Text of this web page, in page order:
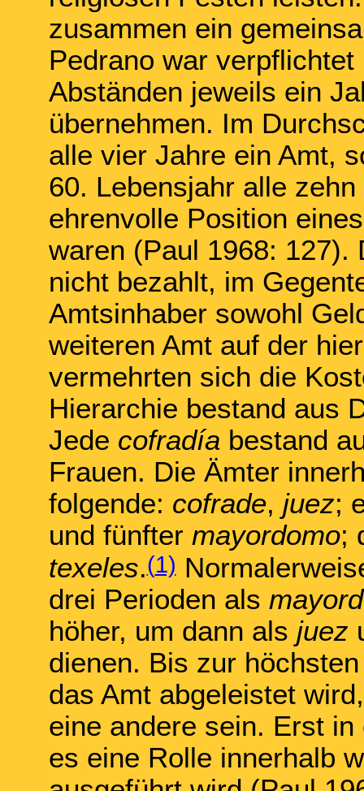
zusammen ein
Pedrano war
Abständen jeweils ein
übernehmen. Im
alle vier Jahre ein Amt,
60. Lebensjahr alle
ehrenvolle Position
waren (Paul 1968: 127).
nicht bezahlt, im
Amtsinhaber sowohl
weiteren Amt auf der
vermehrten sich die
Hierarchie bestand aus
Jede cofradíabestand
Frauen. Die Ämter
folgende: cofrade, juez;
und fünfter mayordomo;
texeles.(1)
drei Perioden als
höher, um dann als juez
dienen. Bis zur
das Amt abgeleistet
eine andere sein. Erst
es eine Rolle innerhalb